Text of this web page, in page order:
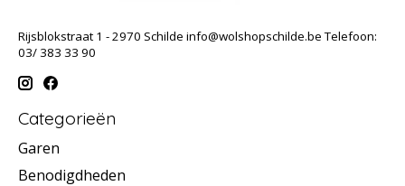
Rijsblokstraat 1 - 2970 Schilde info@wolshopschilde.beTelefoon:
03/ 383 33 90
Categorieën
Garen
Benodigdheden